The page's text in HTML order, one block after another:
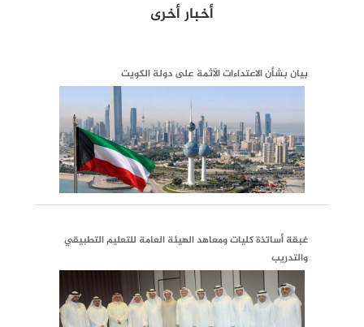
أخبار أخرى
بيان بشأن الاعتداءات الآثمة على دولة الكويت
غبقة أساتذة كليات ومعاهد الهيئة العامة للتعليم التطبيقي
والتدريب